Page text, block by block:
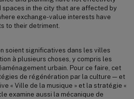
in the city that are affected by
exchange-value interests have
to their detriment.
soient significatives dans les villes
à plusieurs choses, y compris les
urbain. Pour ce faire, cet
de régénération par la culture — et
« Ville de la musique » et la stratégie «
examine aussi la mécanique de